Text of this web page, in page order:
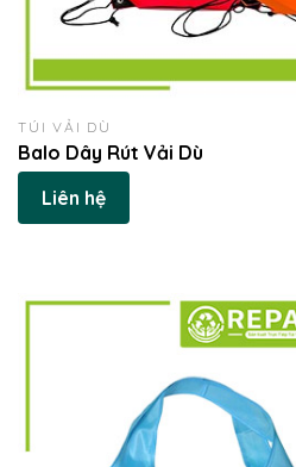
TÚI VẢI DÙ
Balo Dây Rút Vải Dù
Liên hệ